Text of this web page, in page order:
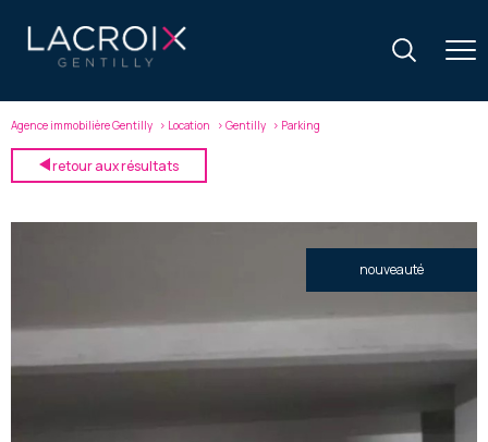
Agence immobilière Gentilly Location Gentilly Parking
retour aux résultats
nouveauté